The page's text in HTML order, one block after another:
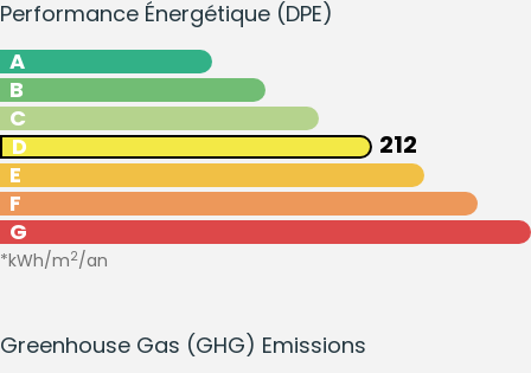
Performance Énergétique (DPE)
A
B
C
D
212
E
F
G
*kWh/m2/an
Greenhouse Gas (GHG) Emissions